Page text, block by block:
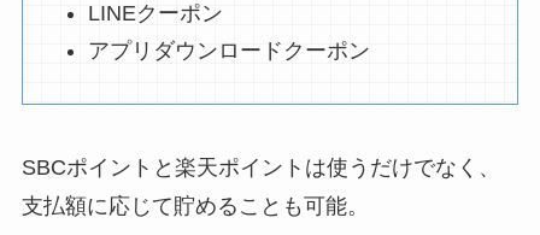
LINEクーポン
アプリダウンロードクーポン
SBCポイントと楽天ポイントは使うだけでなく、
支払額に応じて貯めることも可能。